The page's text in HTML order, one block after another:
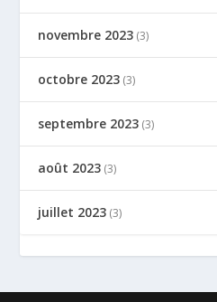
novembre 2023 (3)
octobre 2023 (3)
septembre 2023 (3)
août 2023 (3)
juillet 2023 (3)